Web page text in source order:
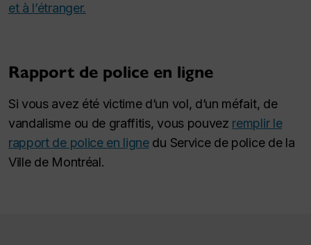
et à l’étranger.
Rapport de police en ligne
Si vous avez été victime d’un vol, d’un méfait, de
vandalisme ou de graffitis, vous pouvez remplir le
rapport de police en lignedu Service de police de la
Ville de Montréal.